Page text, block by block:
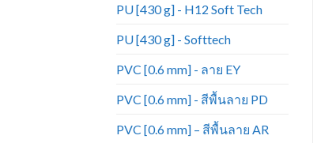
PU [430 g] - H12 Soft Tech
PU [430 g] - Softtech
PVC [0.6 mm] - ลาย EY
PVC [0.6 mm] - สีพื้นลาย PD
PVC [0.6 mm] – สีพื้นลาย AR